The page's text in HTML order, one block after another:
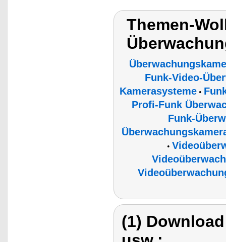
Themen-
Funk-Video-
Kamerasysteme •
Profi-Funk
Funk-
•
(1)